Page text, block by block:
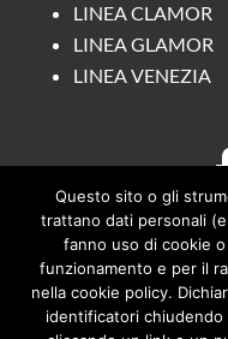
LINEA CLAMOR
LINEA GLAMOR
LINEA VENEZIA
Clamor Glamour è
Questo sito o gli
trattano dati personali
fanno uso di cookie
funzionamento e per il
nella cookie policy.
identificatori